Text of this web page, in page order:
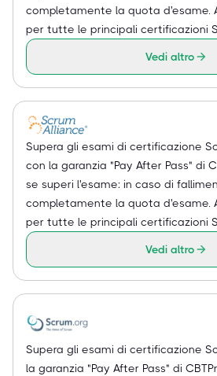
completamente la quota d'esame.
per tutte le principali certificazioni
Vedi altro
Supera gli esami di certificazione
con la garanzia "Pay After Pass" di
se superi l'esame: in caso di
completamente la quota d'esame.
per tutte le principali certificazioni
Vedi altro
Supera gli esami di certificazione
la garanzia "Pay After Pass" di